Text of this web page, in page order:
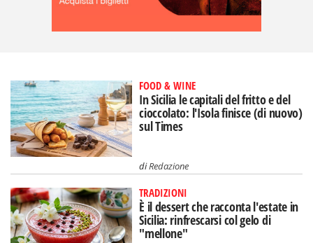
FOOD & WINE
In Sicilia le capitali del fritto e del
cioccolato: l'Isola finisce (di nuovo)
sul Times
diRedazione
TRADIZIONI
È il dessert che racconta l'estate in
Sicilia: rinfrescarsi col gelo di
"mellone"